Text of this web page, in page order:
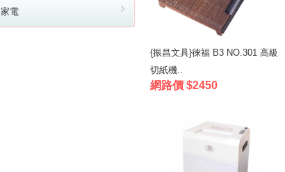
家電
{振昌文具}徠福 B3 NO.301 高級
切紙機..
網路價 $2450